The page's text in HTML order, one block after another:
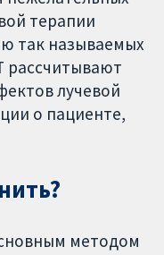
терапии
так называемых
лучевой
о пациенте,
методом